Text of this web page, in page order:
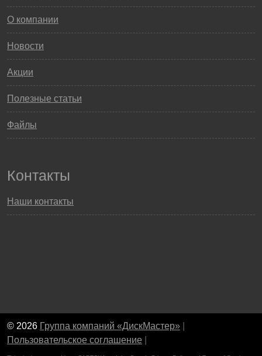
О компании
Новости
Акции
Полезные статьи
Файлы
Контакты
Наши контакты
© 2026 Группа компаний «ДискМастер»
Пользовательское соглашение